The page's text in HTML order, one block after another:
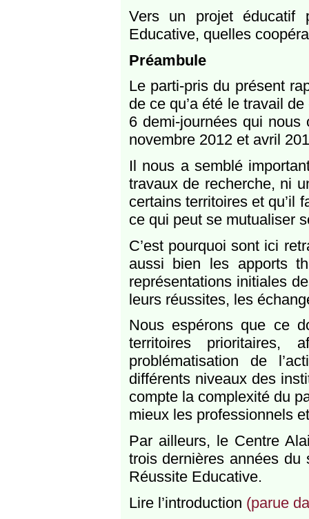
Vers un projet éducatif
Educative, quelles
Préambule
Le parti-pris du présent
de ce qu’a été le travail
6 demi-journées qui nous
novembre 2012 et avril
Il nous a semblé
travaux de recherche, ni
certains territoires et qu’il
ce qui peut se mutualiser
C’est pourquoi sont ici
aussi bien les apports
représentations initiales
leurs réussites, les
Nous espérons que ce
territoires prioritaires,
problématisation de
différents niveaux des
compte la complexité du
mieux les professionnels
Par ailleurs, le Centre
trois dernières années
Réussite Educative.
Lire l’introduction (parue